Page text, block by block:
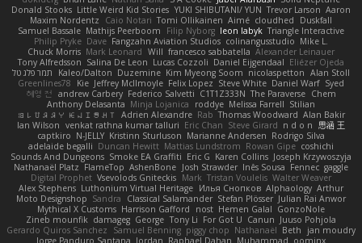
Donald Stooks Little Weird Kid Stories YUKI SHIBUTANI/ YUN Trevor Larson Aaron
Maxim Nordentz
Caio Notari Tomi Ollikainen Aimé cloudhed
Duskfall
Samuel Bassale Mathijs Peerboom Filip Nyborg leon labyk Triangle Interactive
Philip Pryke Dave Fangzahn Aviation Studios colinangusstudio Mike L.
Chuck Morris Mark Leonard Will francesco sabbatella Alexander Leinauer
Tony Alfredsson Salina De Leon Lucas Cozzoli Daniel Eijgendaal Eliézer Ojeda
תמר פלג טל
Kaleo/Dalton Duzemine Kim Myeong Soom nicolaspetton Alan Stoll
Greenlines78
Kie Jeffrey McIlmoyle Felix Lopez Steve White Daniel Warf Syed
혜영 전 andrew Carbery Federico Salvetti C1T1Z333N The Paraverse Chem
Anthony Delasanta Minja Lojanica roddye Melissa Farrell Stilian
ꌃ꒒ꀎꋪꋪꌩ ꀘꈤꀤꁅꃅ꓄
Adrien Alexandre Rab Thomas Woodward Alan Bakir
Ian Wilson venkat rathna kumar talluri Eric Chan Steve Girard n d o n 思涵 王
captkiro N-JELLY Kristinn Sturluson Marianne Andersen Rodrigo Silva
adelaide begalli Duncan Hewitt Mattias Lundstrom Rowan Gipe coshichi
Sounds And Dungeons Smoke EA Graffiti Eric G Karen Collins Joseph Krzywoszyja
Nathanaël Platz FlameTop AshenBone Josh Strawder Inês Sousa Fennec gaggle
Digital Prophet Vsevolods Gniteckis Mark Tristan Voulelis Walter Weaver
Alex Stephens Luthonium Virtual Heritage Илья Снопков Alphaology Arthur
Moto Designshop Sandra Classical Salamander Stefan Plösser Julian Rai Anwor
Mythical X Customs Harrison Gafford nost Hemen Galal GonzoNole
Zineb mounfik damageg George Tony Li For Got U Canun Juuso Pohjola
Gerardo Quiros Sanchez
Samuel Benning piggy chop Nathanaël Beth
jan moudry
Jorge Panduro Santana Jordan Raphael Dahan Muhammad oominx